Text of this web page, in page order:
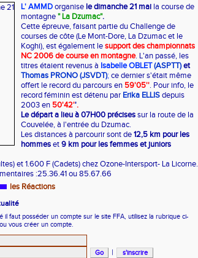
L' AMMDorganise le dimanche 21 mai la course de
montagne" La Dzumac".
Cette épreuve, faisant partie du Challenge de
courses de côte (Le Mont-Dore, La Dzumac et le
Koghi), est également lesupport des championnats
NC 2006 de course en montagne. L'an passé, les
titres étaient revenus à Isabelle OBLET(ASPTT)et
Thomas PRONO (JSVDT);ce dernier s'était même
offert le record du parcours en 59'05''. Pour info, le
record féminin est détenu par Erika ELLISdepuis
2003 en 50'42''.
Le départ a lieu à 07H00 précisessur la route de la
Couvelée, à l'entrée du Dzumac.
Les distances à parcourir sont de12,5 km pour les
hommeset9 km pour les femmes et juniors
et 1.600 F (Cadets) chez Ozone-Intersport- La Licorne.
:25.36.41 ou 85.67.66
les Réactions
il faut posséder un compte sur le site FFA, utilisez la rubrique ci-
vous créer un compte.
|